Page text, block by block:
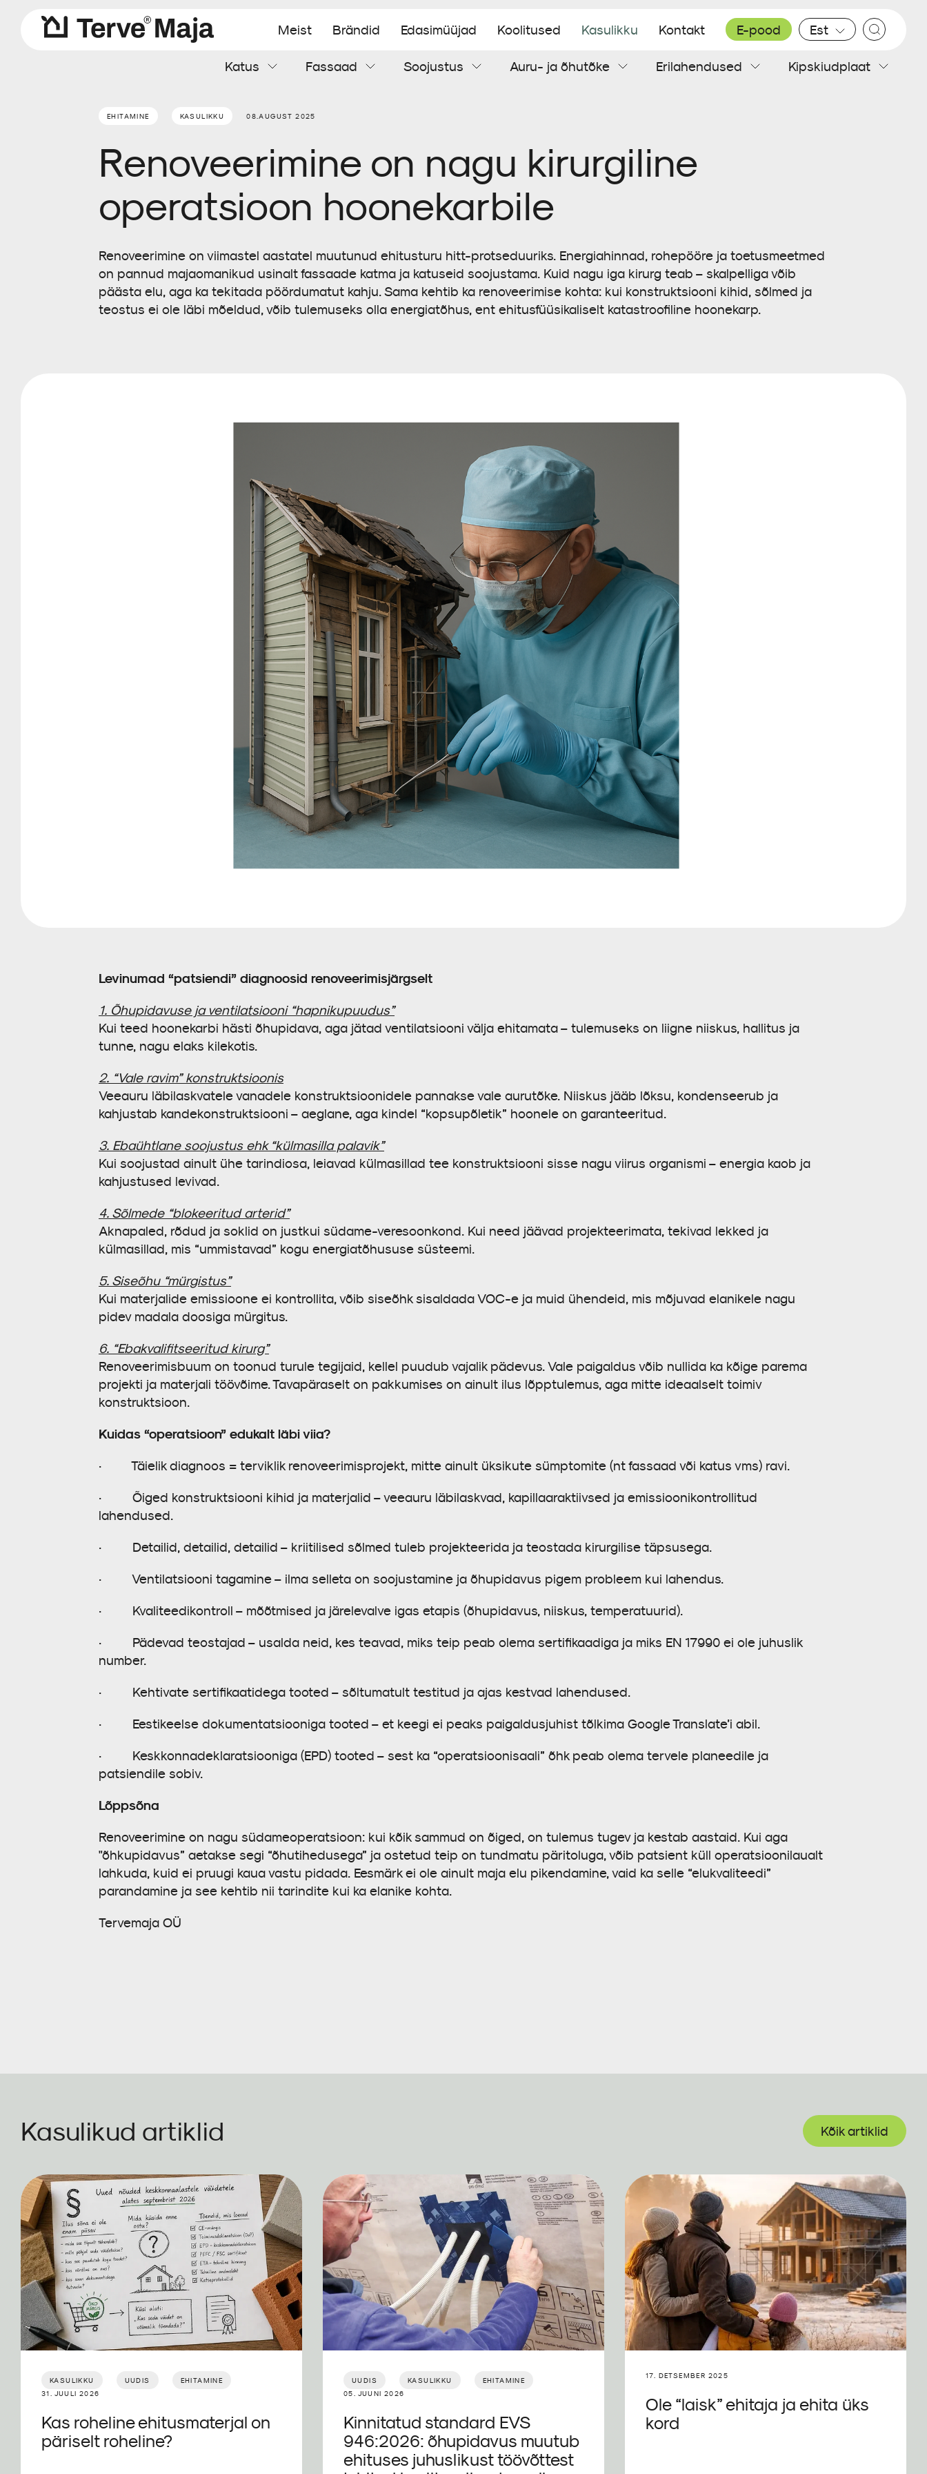
Meist Brändid Edasimüüjad Koolitused Kasulikku Kontakt E-pood Est
Katus
Tuuletõkkeplaat Tihendamistarvikud
Fassaad
Katteplaadid
Soojustus
Soojustusvill
Auru- ja õhutõke Erilahendused
Kaablimansetid
Kipskiudplaat
KipskiudplaatEHITAMINE KASULIKKU 08.AUGUST 2025
Renoveerimine on nagu kirurgiline
operatsioon hoonekarbile
Renoveerimine on viimastel aastatel muutunud ehitusturu hitt-protseduuriks. Energiahinnad, rohepööre ja toetusmeetmed
on pannud majaomanikud usinalt fassaade katma ja katuseid soojustama. Kuid nagu iga kirurg teab – skalpelliga võib
päästa elu, aga ka tekitada pöördumatut kahju. Sama kehtib ka renoveerimise kohta: kui konstruktsiooni kihid, sõlmed ja
teostus ei ole läbi mõeldud, võib tulemuseks olla energiatõhus, ent ehitusfüüsikaliselt katastroofiline hoonekarp.
Levinumad “patsiendi” diagnoosid renoveerimisjärgselt
1. Õhupidavuse ja ventilatsiooni “hapnikupuudus”
Kui teed hoonekarbi hästi õhupidava, aga jätad ventilatsiooni välja ehitamata – tulemuseks on liigne niiskus, hallitus ja
tunne, nagu elaks kilekotis.
2. “Vale ravim” konstruktsioonis
Veeauru läbilaskvatele vanadele konstruktsioonidele pannakse vale aurutõke. Niiskus jääb lõksu, kondenseerub ja
kahjustab kandekonstruktsiooni – aeglane, aga kindel “kopsupõletik” hoonele on garanteeritud.
3. Ebaühtlane soojustus ehk “külmasilla palavik”
Kui soojustad ainult ühe tarindiosa, leiavad külmasillad tee konstruktsiooni sisse nagu viirus organismi – energia kaob ja
kahjustused levivad.
4. Sõlmede “blokeeritud arterid”
Aknapaled, rõdud ja soklid on justkui südame-veresoonkond. Kui need jäävad projekteerimata, tekivad lekked ja
külmasillad, mis “ummistavad” kogu energiatõhususe süsteemi.
5. Siseõhu “mürgistus”
Kui materjalide emissioone ei kontrollita, võib siseõhk sisaldada VOC-e ja muid ühendeid, mis mõjuvad elanikele nagu
pidev madala doosiga mürgitus.
6. “Ebakvalifitseeritud kirurg”
Renoveerimisbuum on toonud turule tegijaid, kellel puudub vajalik pädevus. Vale paigaldus võib nullida ka kõige parema
projekti ja materjali töövõime. Tavapäraselt on pakkumises on ainult ilus lõpptulemus, aga mitte ideaalselt toimiv
konstruktsioon.
Kuidas “operatsioon” edukalt läbi viia?
· Täielik diagnoos = terviklik renoveerimisprojekt, mitte ainult üksikute sümptomite (nt fassaad või katus vms) ravi.
· Õiged konstruktsiooni kihid ja materjalid – veeauru läbilaskvad, kapillaaraktiivsed ja emissioonikontrollitud
lahendused.
· Detailid, detailid, detailid – kriitilised sõlmed tuleb projekteerida ja teostada kirurgilise täpsusega.
· Ventilatsiooni tagamine – ilma selleta on soojustamine ja õhupidavus pigem probleem kui lahendus.
· Kvaliteedikontroll – mõõtmised ja järelevalve igas etapis (õhupidavus, niiskus, temperatuurid).
· Pädevad teostajad – usalda neid, kes teavad, miks teip peab olema sertifikaadiga ja miks EN 17990 ei ole juhuslik
number.
· Kehtivate sertifikaatidega tooted – sõltumatult testitud ja ajas kestvad lahendused.
· Eestikeelse dokumentatsiooniga tooted – et keegi ei peaks paigaldusjuhist tõlkima Google Translate’i abil.
· Keskkonnadeklaratsiooniga (EPD) tooted – sest ka “operatsioonisaali” õhk peab olema tervele planeedile ja
patsiendile sobiv.
Lõppsõna
Renoveerimine on nagu südameoperatsioon: kui kõik sammud on õiged, on tulemus tugev ja kestab aastaid. Kui aga
"õhkupidavus” aetakse segi “õhutihedusega” ja ostetud teip on tundmatu päritoluga, võib patsient küll operatsioonilaualt
lahkuda, kuid ei pruugi kaua vastu pidada. Eesmärk ei ole ainult maja elu pikendamine, vaid ka selle “elukvaliteedi”
parandamine ja see kehtib nii tarindite kui ka elanike kohta.
Tervemaja OÜ
Kasulikud artiklid Kõik artiklid
KASULIKKU UUDIS
EHITAMINE
31. JUULI 2026
Kas roheline ehitusmaterjal on
päriselt roheline?
UUDIS KASULIKKU
EHITAMINE
05. JUUNI 2026
Kinnitatud standard EVS
946:2026: õhupidavus muutub
ehituses juhuslikust töövõttest
17. DETSEMBER 2025
Ole “laisk” ehitaja ja ehita üks
kord